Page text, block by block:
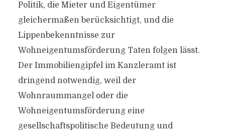
Politik, die Mieter und Eigentümer
gleichermaßen berücksichtigt, und die
Lippenbekenntnisse zur
Wohneigentumsförderung Taten folgen lässt.
Der Immobiliengipfel im Kanzleramt ist
dringend notwendig, weil der
Wohnraummangel oder die
Wohneigentumsförderung eine
gesellschaftspolitische Bedeutung und